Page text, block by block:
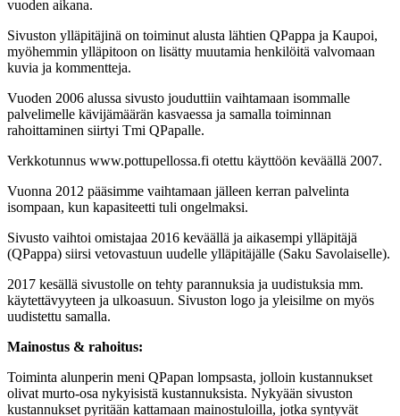
vuoden aikana.
Sivuston ylläpitäjinä on toiminut alusta lähtien QPappa ja Kaupoi,
myöhemmin ylläpitoon on lisätty muutamia henkilöitä valvomaan
kuvia ja kommentteja.
Vuoden 2006 alussa sivusto jouduttiin vaihtamaan isommalle
palvelimelle kävijämäärän kasvaessa ja samalla toiminnan
rahoittaminen siirtyi Tmi QPapalle.
Verkkotunnus www.pottupellossa.fi otettu käyttöön keväällä 2007.
Vuonna 2012 pääsimme vaihtamaan jälleen kerran palvelinta
isompaan, kun kapasiteetti tuli ongelmaksi.
Sivusto vaihtoi omistajaa 2016 keväällä ja aikasempi ylläpitäjä
(QPappa) siirsi vetovastuun uudelle ylläpitäjälle (Saku Savolaiselle).
2017 kesällä sivustolle on tehty parannuksia ja uudistuksia mm.
käytettävyyteen ja ulkoasuun. Sivuston logo ja yleisilme on myös
uudistettu samalla.
Mainostus & rahoitus:
Toiminta alunperin meni QPapan lompsasta, jolloin kustannukset
olivat murto-osa nykyisistä kustannuksista. Nykyään sivuston
kustannukset pyritään kattamaan mainostuloilla, jotka syntyvät